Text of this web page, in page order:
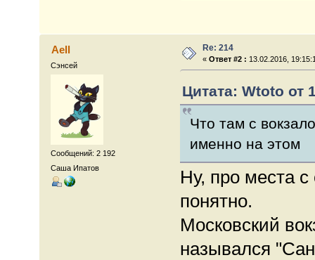
Aell
Сэнсей
Сообщений: 2 192
Саша Ипатов
Re: 214
«Ответ #2 : 13.02.2016,
Цитата: Wtoto от
Что там с
именно на этом
Ну, про места
понятно.
Московский
назывался